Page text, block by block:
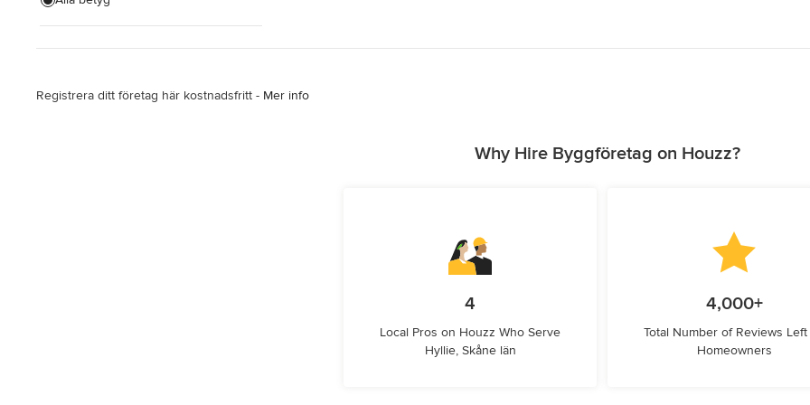
Rivning
Visa alla
Registrera ditt företag här kostnadsfritt - Mer info
Why Hire Byggföretag on Houzz?
4
Local Pros on Houzz Who Serve
Hyllie, Skåne län
4,000+
Total Number of Reviews
Homeowners